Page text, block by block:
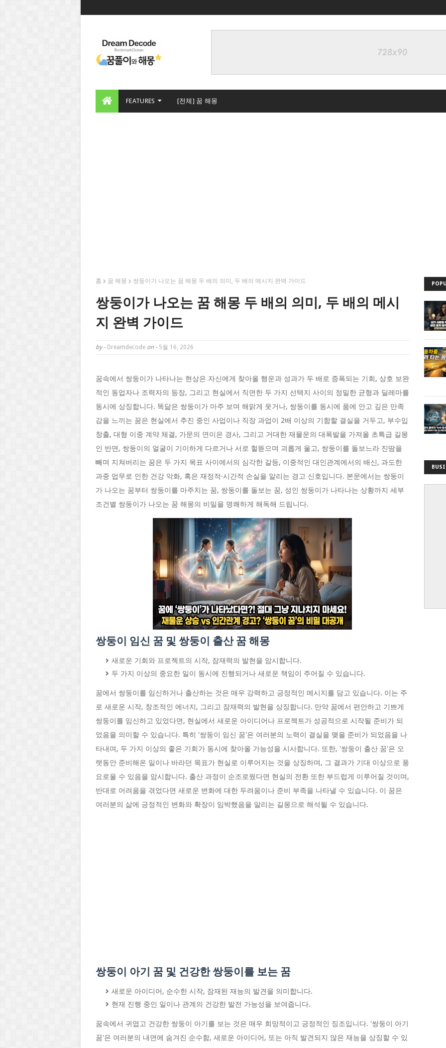
FEATURES [전체] 꿈 해몽
홈 꿈 해몽 쌍둥이가 나오는 꿈 해몽 두 배의 의미, 두 배의 메시지 완벽 가이드
쌍둥이가 나오는 꿈 해몽 두 배의 의미, 두 배의 메시
지 완벽 가이드
by - Dreamdecode on - 5월 16, 2026
꿈속에서 쌍둥이가 나타나는 현상은 자신에게 찾아올 행운과 성과가 두 배로 증폭되는 기회, 상호 보완
적인 동업자나 조력자의 등장, 그리고 현실에서 직면한 두 가지 선택지 사이의 정밀한 균형과 딜레마를
동시에 상징합니다. 똑닮은 쌍둥이가 마주 보며 해맑게 웃거나, 쌍둥이를 동시에 품에 안고 깊은 만족
감을 느끼는 꿈은 현실에서 추진 중인 사업이나 직장 과업이 2배 이상의 기함할 결실을 거두고, 부수입
창출, 대형 이중 계약 체결, 가문의 연이은 경사, 그리고 거대한 재물운의 대폭발을 가져올 초특급 길몽
인 반면, 쌍둥이의 얼굴이 기이하게 다르거나 서로 헐뜯으며 괴롭게 울고, 쌍둥이를 돌보느라 진땀을
빼며 지쳐버리는 꿈은 두 가지 목표 사이에서의 심각한 갈등, 이중적인 대인관계에서의 배신, 과도한
과중 업무로 인한 건강 악화, 혹은 재정적·시간적 손실을 알리는 경고 신호입니다. 본문에서는 쌍둥이
가 나오는 꿈부터 쌍둥이를 마주치는 꿈, 쌍둥이를 돌보는 꿈, 성인 쌍둥이가 나타나는 상황까지 세부
조건별 쌍둥이가 나오는 꿈 해몽의 비밀을 명쾌하게 해독해 드립니다.
쌍둥이 임신 꿈 및 쌍둥이 출산 꿈 해몽
새로운 기회와 프로젝트의 시작, 잠재력의 발현을 암시합니다.
두 가지 이상의 중요한 일이 동시에 진행되거나 새로운 책임이 주어질 수 있습니다.
꿈에서 쌍둥이를 임신하거나 출산하는 것은 매우 강력하고 긍정적인 메시지를 담고 있습니다. 이는 주
로 새로운 시작, 창조적인 에너지, 그리고 잠재력의 발현을 상징합니다. 만약 꿈에서 편안하고 기쁘게
쌍둥이를 임신하고 있었다면, 현실에서 새로운 아이디어나 프로젝트가 성공적으로 시작될 준비가 되
었음을 의미할 수 있습니다. 특히 '쌍둥이 임신 꿈'은 여러분의 노력이 결실을 맺을 준비가 되었음을 나
타내며, 두 가지 이상의 좋은 기회가 동시에 찾아올 가능성을 시사합니다. 또한, '쌍둥이 출산 꿈'은 오
랫동안 준비해온 일이나 바라던 목표가 현실로 이루어지는 것을 상징하며, 그 결과가 기대 이상으로 풍
요로울 수 있음을 암시합니다. 출산 과정이 순조로웠다면 현실의 전환 또한 부드럽게 이루어질 것이며,
반대로 어려움을 겪었다면 새로운 변화에 대한 두려움이나 준비 부족을 나타낼 수 있습니다. 이 꿈은
여러분의 삶에 긍정적인 변화와 확장이 임박했음을 알리는 길몽으로 해석될 수 있습니다.
쌍둥이 아기 꿈 및 건강한 쌍둥이를 보는 꿈
새로운 아이디어, 순수한 시작, 잠재된 재능의 발견을 의미합니다.
현재 진행 중인 일이나 관계의 건강한 발전 가능성을 보여줍니다.
꿈속에서 귀엽고 건강한 쌍둥이 아기를 보는 것은 매우 희망적이고 긍정적인 징조입니다. '쌍둥이 아기
꿈'은 여러분의 내면에 숨겨진 순수함, 새로운 아이디어, 또는 아직 발견되지 않은 재능을 상징할 수 있